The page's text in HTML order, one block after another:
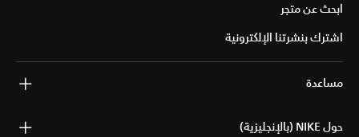
ابحث عن متجر
اشترك بنشرتنا الإلكترونية
مساعدة
حول NIKE (بالإنجليزية)